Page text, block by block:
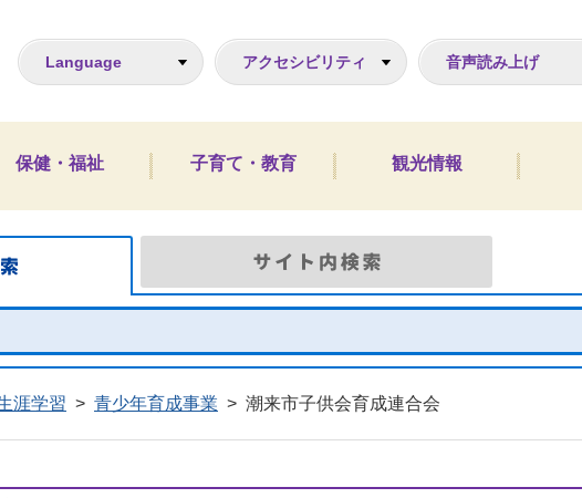
ームページ
Language アクセシビリティ 音声読み上げ
保健・福祉 子育て・教育 観光情報
Google検索
涯学習 > 青少年育成事業 > 潮来市子供会育成連合会